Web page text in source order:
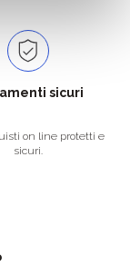
sicuri
on line protetti e
sicuri.